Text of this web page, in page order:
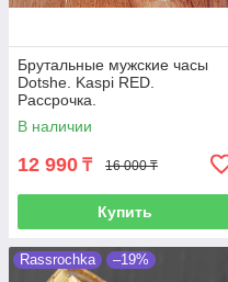
Брутальные мужские часы
Dotshe. Kaspi RED.
Рассрочка.
В наличии
12 990 ₸ 16 000 ₸
Купить
Rassrochka –19%